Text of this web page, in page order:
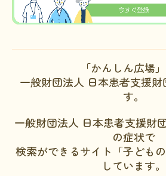
「かんしん広場」
一般財団法人 日本患者支援
す。
一般財団法人 日本患者支援財
の症状で
検索ができるサイト「子ども
しています。